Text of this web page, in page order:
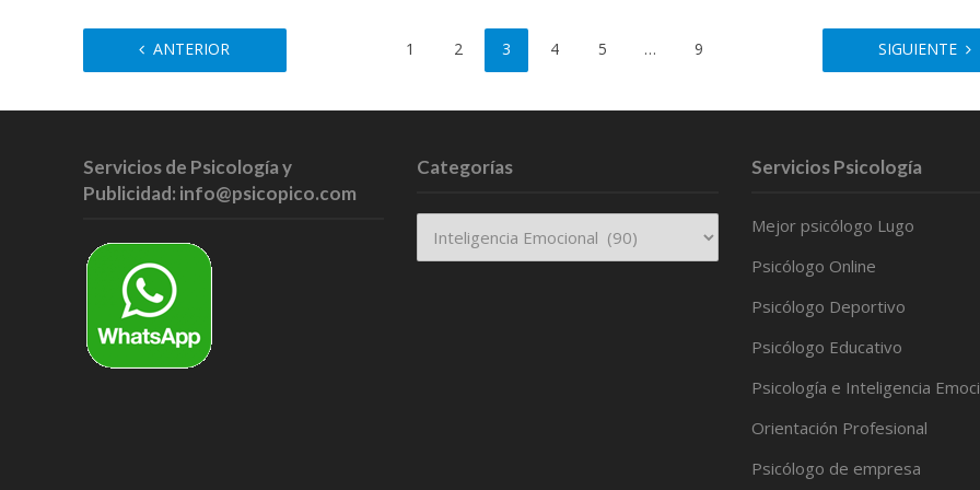
ANTERIOR 1 2 3 4 5 … 9 SIGUIENTE
Servicios de Psicología y
Publicidad: info@psicopico.com
Categorías Servicios Psicología
Mejor psicólogo Lugo
Psicólogo Online
Psicólogo Deportivo
Psicólogo Educativo
Psicología e Inteligencia
Orientación Profesional
Psicólogo de empresa